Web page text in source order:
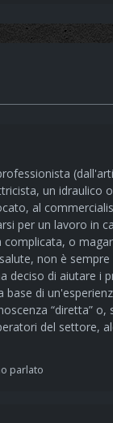
un idraulico
al
per un lavoro in
o
non è sempre
deciso di aiutare i
base di
“diretta” o,
del settore,
parlato